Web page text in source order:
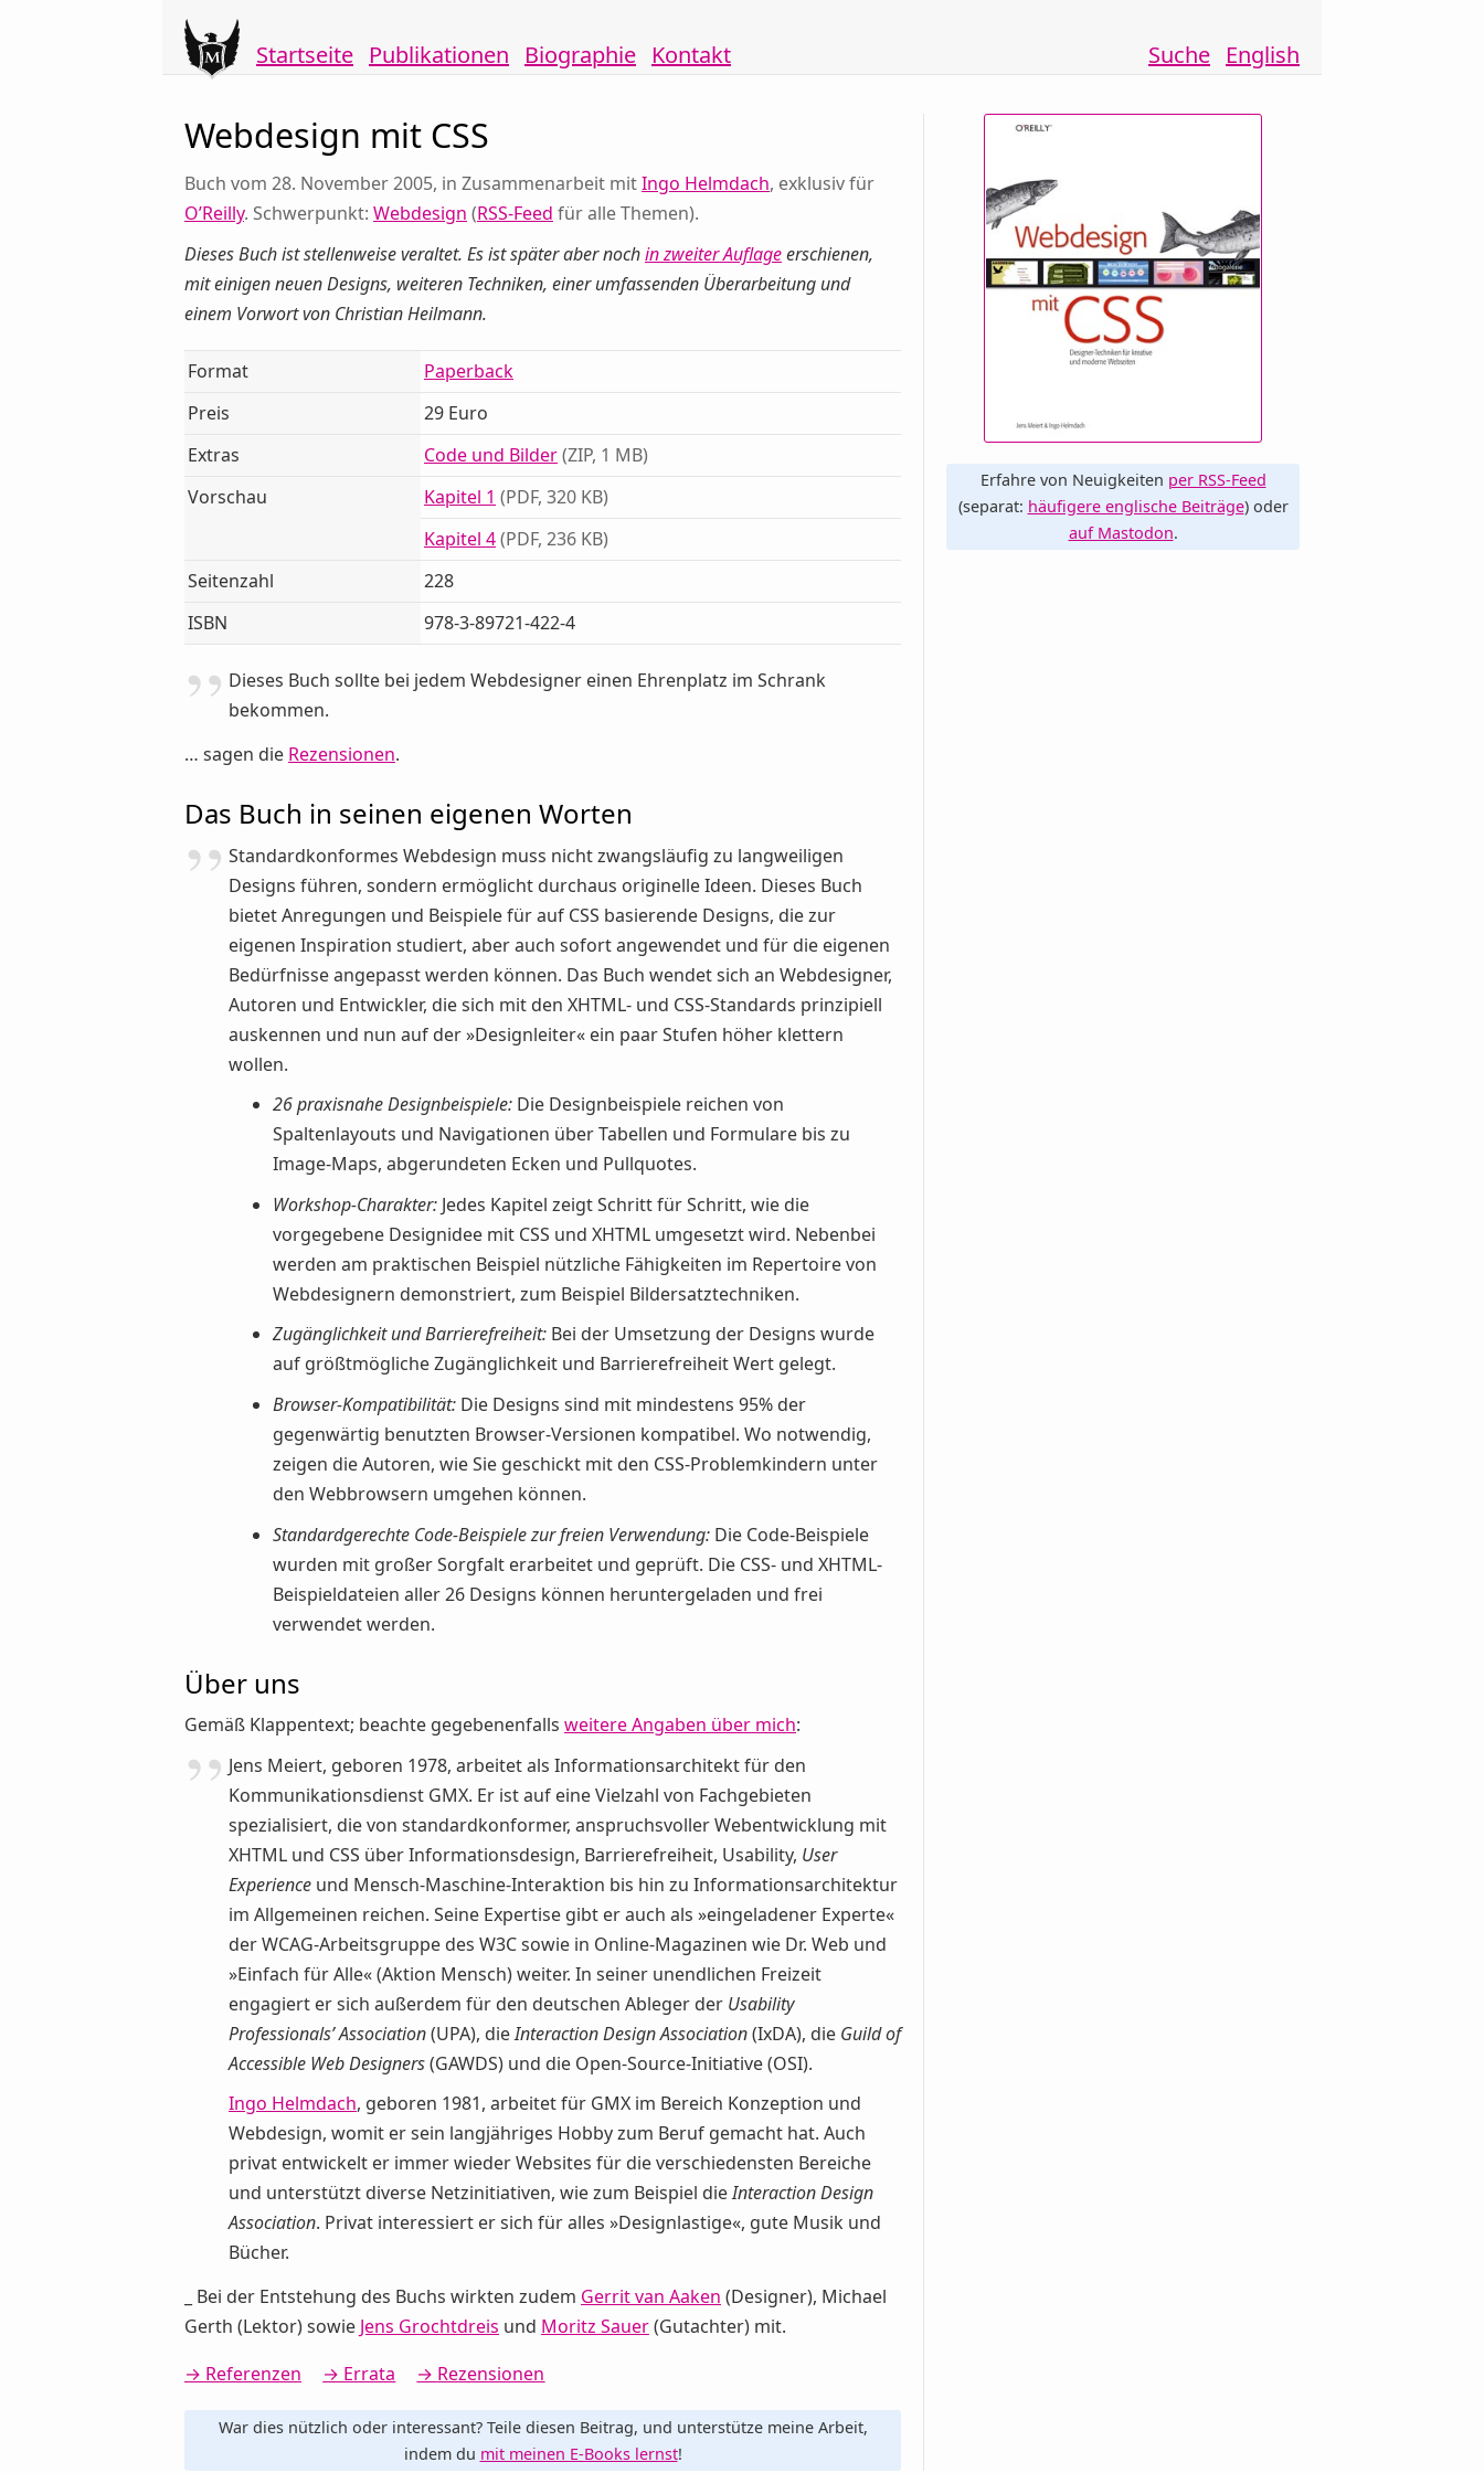
Startseite Publikationen Biographie Kontakt Suche English
Webdesign mit CSS
Buch vom 28. November 2005, in Zusammenarbeit mitIngo Helmdach, exklusiv für
O’Reilly. Schwerpunkt: Webdesign (RSS-Feed für alle Themen).
Dieses Buch ist stellenweise veraltet. Es ist später aber nochin zweiter Auflageerschienen,
mit einigen neuen Designs, weiteren Techniken, einer umfassenden Überarbeitung und
einem Vorwort von Christian Heilmann.
Format
Paperback
Preis
29 Euro
Extras
Code und Bilder(ZIP, 1 MB)
Vorschau
Kapitel 1 (PDF, 320 KB)
Kapitel 4(PDF, 236 KB)
Seitenzahl
228
ISBN
978-3-89721-422-4
Dieses Buch sollte bei jedem Webdesigner einen Ehrenplatz im Schrank
bekommen.
… sagen die Rezensionen.
Das Buch in seinen eigenen Worten
Standardkonformes Webdesign muss nicht zwangsläufig zu langweiligen
Designs führen, sondern ermöglicht durchaus originelle Ideen. Dieses Buch
bietet Anregungen und Beispiele für auf CSS basierende Designs, die zur
eigenen Inspiration studiert, aber auch sofort angewendet und für die eigenen
Bedürfnisse angepasst werden können. Das Buch wendet sich an Webdesigner,
Autoren und Entwickler, die sich mit den XHTML- und CSS-Standards prinzipiell
auskennen und nun auf der »Designleiter« ein paar Stufen höher klettern
wollen.
26 praxisnahe Designbeispiele: Die Designbeispiele reichen von
Spaltenlayouts und Navigationen über Tabellen und Formulare bis zu
Image-Maps, abgerundeten Ecken und Pullquotes.
Workshop-Charakter: Jedes Kapitel zeigt Schritt für Schritt, wie die
vorgegebene Designidee mit CSS und XHTML umgesetzt wird. Nebenbei
werden am praktischen Beispiel nützliche Fähigkeiten im Repertoire von
Webdesignern demonstriert, zum Beispiel Bildersatztechniken.
Zugänglichkeit und Barrierefreiheit: Bei der Umsetzung der Designs wurde
auf größtmögliche Zugänglichkeit und Barrierefreiheit Wert gelegt.
Browser-Kompatibilität: Die Designs sind mit mindestens 95% der
gegenwärtig benutzten Browser-Versionen kompatibel. Wo notwendig,
zeigen die Autoren, wie Sie geschickt mit den CSS-Problemkindern unter
den Webbrowsern umgehen können.
Standardgerechte Code-Beispiele zur freien Verwendung: Die Code-Beispiele
wurden mit großer Sorgfalt erarbeitet und geprüft. Die CSS- und XHTML-
Beispieldateien aller 26 Designs können heruntergeladen und frei
verwendet werden.
Über uns
Gemäß Klappentext; beachte gegebenenfalls weitere Angaben über mich:
Jens Meiert, geboren 1978, arbeitet als Informationsarchitekt für den
Kommunikationsdienst GMX. Er ist auf eine Vielzahl von Fachgebieten
spezialisiert, die von standardkonformer, anspruchsvoller Webentwicklung mit
XHTML und CSS über Informationsdesign, Barrierefreiheit, Usability, User
Experience und Mensch-Maschine-Interaktion bis hin zu Informationsarchitektur
im Allgemeinen reichen. Seine Expertise gibt er auch als »eingeladener Experte«
der WCAG-Arbeitsgruppe des W3C sowie in Online-Magazinen wie Dr. Web und
»Einfach für Alle« (Aktion Mensch) weiter. In seiner unendlichen Freizeit
engagiert er sich außerdem für den deutschen Ableger der Usability
Professionals’ Association(UPA), dieInteraction Design Association(IxDA), die Guild of
Accessible Web Designers(GAWDS) und die Open-Source-Initiative (OSI).
Ingo Helmdach, geboren 1981, arbeitet für GMX im Bereich Konzeption und
Webdesign, womit er sein langjähriges Hobby zum Beruf gemacht hat. Auch
privat entwickelt er immer wieder Websites für die verschiedensten Bereiche
und unterstützt diverse Netzinitiativen, wie zum Beispiel dieInteraction Design
Association. Privat interessiert er sich für alles »Designlastige«, gute Musik und
Bücher.
_ Bei der Entstehung des Buchs wirkten zudem Gerrit van Aaken (Designer), Michael
Gerth (Lektor) sowie Jens Grochtdreis und Moritz Sauer(Gutachter) mit.
Referenzen
Errata Rezensionen
War dies nützlich oder interessant? Teile diesen Beitrag, und unterstütze meine Arbeit,
indem du mit meinen E-Books lernst!
Erfahre von Neuigkeiten per RSS-Feed
(separat: häufigere englische Beiträge) oder
auf Mastodon.